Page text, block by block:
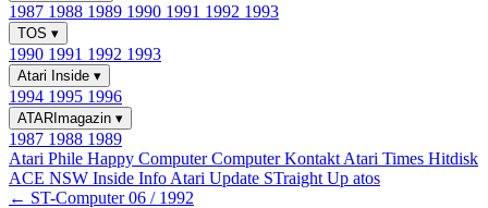
1987 1988 1989 1990 1991 1992 1993
TOS ▾
1990 1991 1992 1993
Atari Inside ▾
1994 1995 1996
ATARImagazin ▾
1987 1988 1989
Atari Phile Happy ComputerComputer Kontakt Atari Times Hitdisk
ACE NSW Inside Info Atari Update STraight Up atos
← ST-Computer 06 / 1992